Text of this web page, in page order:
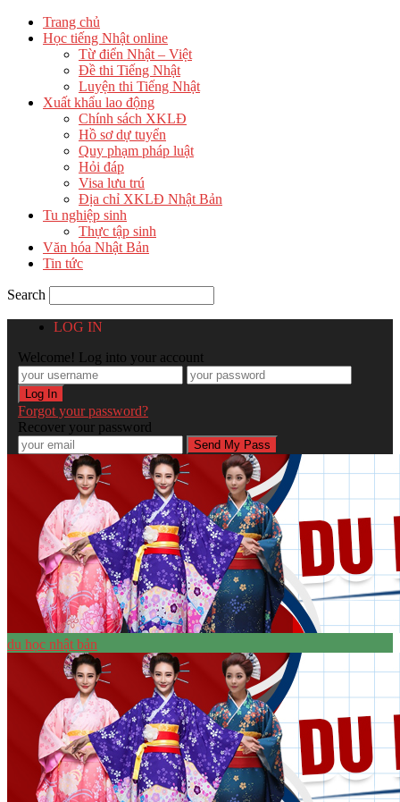
Trang chủ
Học tiếng Nhật online
Từ điển Nhật – Việt
Đề thi Tiếng Nhật
Luyện thi Tiếng Nhật
Xuất khẩu lao động
Chính sách XKLĐ
Hồ sơ dự tuyển
Quy phạm pháp luật
Hỏi đáp
Visa lưu trú
Địa chỉ XKLĐ Nhật Bản
Tu nghiệp sinh
Thực tập sinh
Văn hóa Nhật Bản
Tin tức
Search
LOG IN
Welcome! Log into your account
Forgot your password?
Recover your password
du học nhật bản